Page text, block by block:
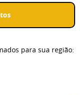
para sua região: